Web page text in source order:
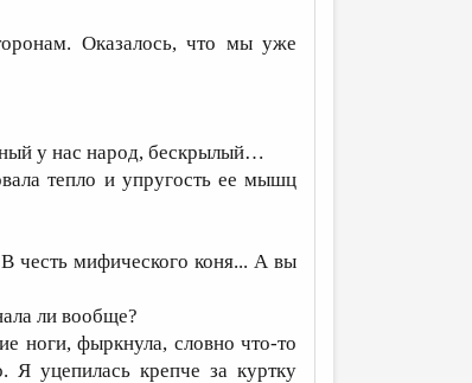
Оказалось, что мы уже
у нас народ, бескрылый…
тепло и упругость ее мышц
честь мифического коня... А вы
ли вообще?
ноги, фыркнула, словно что-то
уцепилась крепче за куртку